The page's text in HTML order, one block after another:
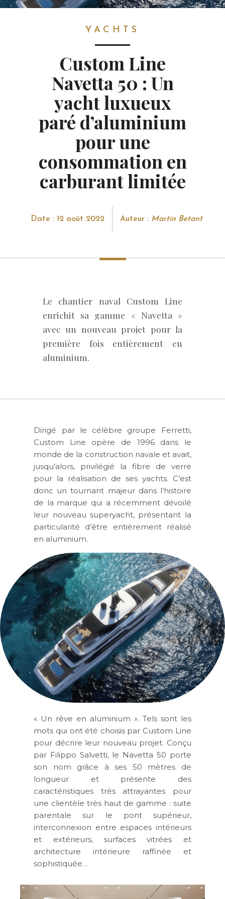
YACHTS
Custom Line
Navetta 50 : Un
yacht luxueux
paré d’aluminium
pour une
consommation en
carburant limitée
Date : 12 août 2022 Auteur : Martin Betant
Le chantier naval Custom Line
enrichit sa gamme « Navetta »
avec un nouveau projet pour la
première fois entièrement en
aluminium.
Dirigé par le célèbre groupe Ferretti,
Custom Line opère de 1996 dans le
monde de la construction navale et avait,
jusqu’alors, privilégié la fibre de verre
pour la réalisation de ses yachts. C’est
donc un tournant majeur dans l’histoire
de la marque qui a récemment dévoilé
leur nouveau superyacht, présentant la
particularité d’être entièrement réalisé
en aluminium.
« Un rêve en aluminium ». Tels sont les
mots qui ont été choisis par Custom Line
pour décrire leur nouveau projet. Conçu
par Filippo Salvetti, le Navetta 50 porte
son nom grâce à ses 50 mètres de
longueur et présente des
caractéristiques très attrayantes pour
une clientèle très haut de gamme : suite
parentale sur le pont supérieur,
interconnexion entre espaces intérieurs
et extérieurs, surfaces vitrées et
architecture intérieure raffinée et
sophistiquée…